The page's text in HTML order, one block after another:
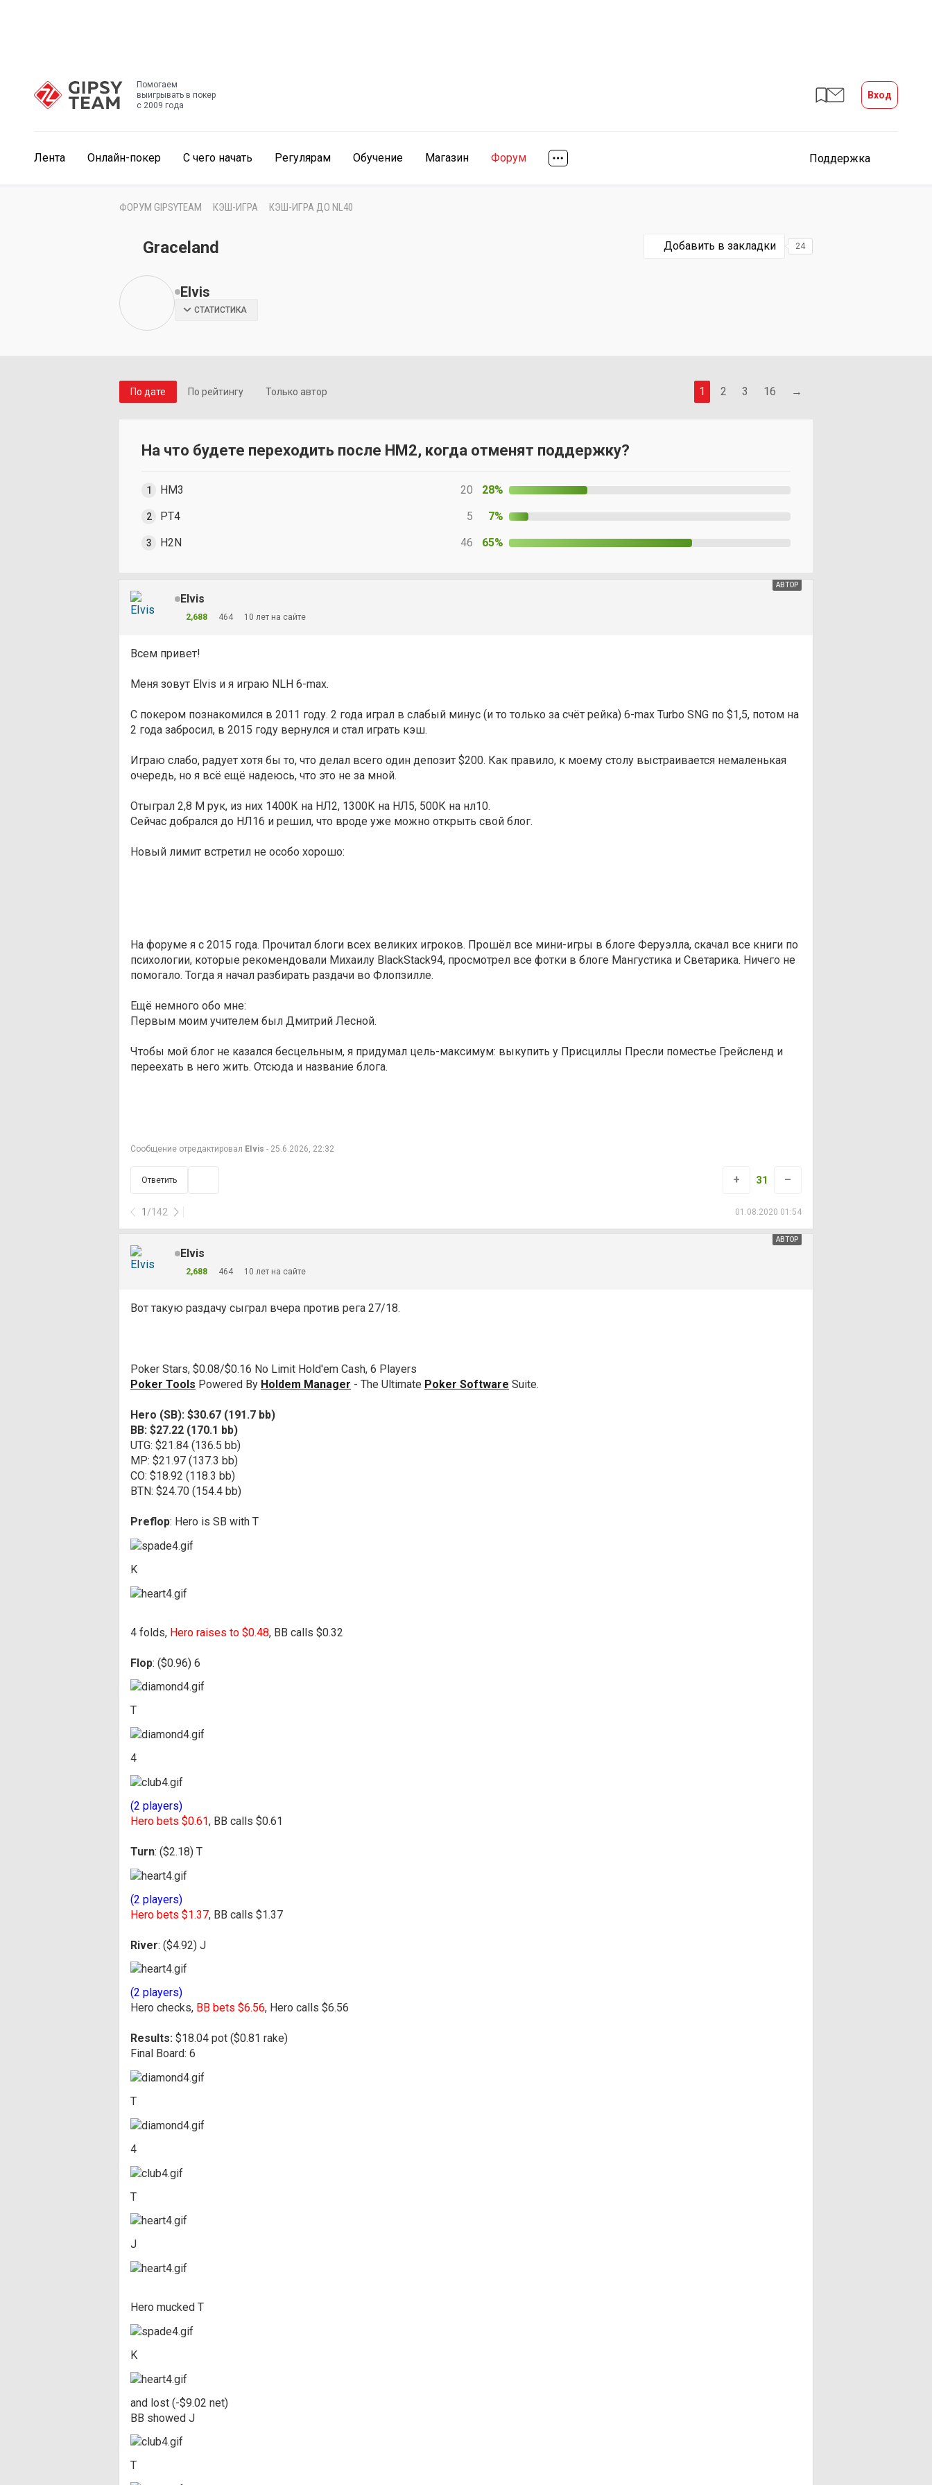
Помогаем
выигрывать в покер
с 2009 года
Вход
Лента Онлайн-покер С чего начать Регулярам Обучение Магазин Форум Поддержка
ФОРУМ GIPSYTEAM КЭШ-ИГРА КЭШ-ИГРА ДО NL40
Graceland Добавить в закладки 24
EIvis
СТАТИСТИКА
По дате По рейтингу Только автор 1 2 3 16 →
На что будете переходить после HM2, когда отменят поддержку?
HM3 28%
20
PT4
7%
5
H2N
65%
46
АВТОР
EIvis
2,688 464 10 лет на сайте
Всем привет!
Меня зовут Elvis и я играю NLH 6-max.
С покером познакомился в 2011 году. 2 года играл в слабый минус (и то только за счёт рейка) 6-max Turbo SNG по $1,5, потом на
2 года забросил, в 2015 году вернулся и стал играть кэш.
Играю слабо, радует хотя бы то, что делал всего один депозит $200. Как правило, к моему столу выстраивается немаленькая
очередь, но я всё ещё надеюсь, что это не за мной.
Отыграл 2,8 М рук, из них 1400К на НЛ2, 1300К на НЛ5, 500К на нл10.
Сейчас добрался до НЛ16 и решил, что вроде уже можно открыть свой блог.
Новый лимит встретил не особо хорошо:
На форуме я с 2015 года. Прочитал блоги всех великих игроков. Прошёл все мини-игры в блоге Феруэлла, скачал все книги по
психологии, которые рекомендовали Михаилу BlackStack94, просмотрел все фотки в блоге Мангустика и Светарика. Ничего не
помогало. Тогда я начал разбирать раздачи во Флопзилле.
Ещё немного обо мне:
Первым моим учителем был Дмитрий Лесной.
Чтобы мой блог не казался бесцельным, я придумал цель-максимум: выкупить у Присциллы Пресли поместье Грейсленд и
переехать в него жить. Отсюда и название блога.
Сообщение отредактировал EIvis - 25.6.2026, 22:32
Ответить
1 /142 01.08.2020 01:54
+ 31 –
АВТОР
EIvis
2,688 464 10 лет на сайте
Вот такую раздачу сыграл вчера против рега 27/18.
Poker Stars, $0.08/$0.16 No Limit Hold'em Cash, 6 Players
Poker Tools Powered By Holdem Manager - The Ultimate Poker Software Suite.
Hero (SB): $30.67 (191.7 bb)
BB: $27.22 (170.1 bb)
UTG: $21.84 (136.5 bb)
MP: $21.97 (137.3 bb)
CO: $18.92 (118.3 bb)
BTN: $24.70 (154.4 bb)
Preflop: Hero is SB with T
K
4 folds, Hero raises to $0.48, BB calls $0.32
Flop: ($0.96) 6
T
4
(2 players)
Hero bets $0.61, BB calls $0.61
Turn: ($2.18) T
(2 players)
Hero bets $1.37, BB calls $1.37
River: ($4.92) J
(2 players)
Hero checks, BB bets $6.56, Hero calls $6.56
Results: $18.04 pot ($0.81 rake)
Final Board: 6
T
4
T
J
Hero mucked T
K
and lost (-$9.02 net)
BB showed J
T